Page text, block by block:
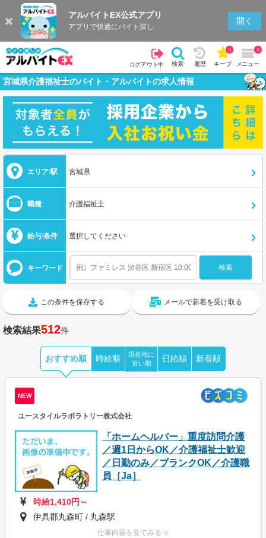
アルバイトEX公式アプリ
アプリで快適にバイト探し
開く
ログアウト中 検索 履歴 キープ
0
メニュー
0
宮城県介護福祉士のバイト・アルバイトの求人情報
エリア/駅 宮城県
職種 介護福祉士
給与/条件 選択してください
キーワード
この条件を保存する メールで新着を受け取る
検索結果512件
おすすめ順 時給順
現在地に
近い順
日給順 新着順
NEW
ユースタイルラボラトリー株式会社
「ホームヘルパー」重度訪問介護
／週1日からOK／介護福祉士歓迎
／日勤のみ／ブランクOK／介護職
員［Ja］
時給1,410円～
伊具郡丸森町 / 丸森駅
仕事内容を見てみる ∨